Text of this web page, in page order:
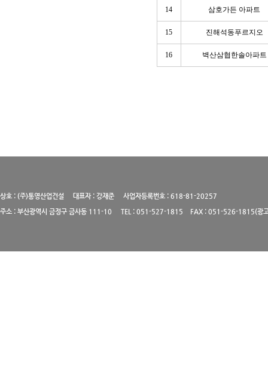
14 삼호가든 아파트
15 진해석동푸르지오
16 벽산삼협한솔아파트
상호 : (주)통영산업건설 대표자 : 강재준 사업자등록번호 : 618-81-20257
주소 : 부산광역시 금정구 금사동 111-10 TEL : 051-527-1815 FAX : 051-526-1815(광